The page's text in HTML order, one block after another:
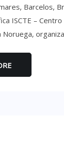
Barcelos,
ISCTE –
Noruega,